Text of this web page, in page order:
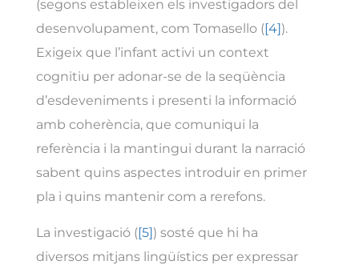
(segons estableixen els investigadors del
desenvolupament, com Tomasello ([4]).
Exigeix que l’infant activi un context
cognitiu per adonar-se de la seqüència
d’esdeveniments i presenti la informació
amb coherència, que comuniqui la
referència i la mantingui durant la narració
sabent quins aspectes introduir en primer
pla i quins mantenir com a rerefons.
La investigació ([5]) sosté que hi ha
diversos mitjans lingüístics per expressar